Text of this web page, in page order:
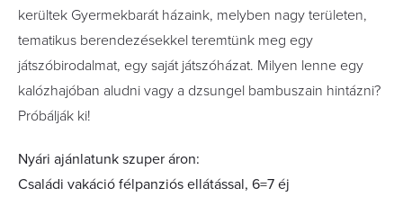
kerültek Gyermekbarát házaink, melyben nagy területen,
tematikus berendezésekkel teremtünk meg egy
játszóbirodalmat, egy saját játszóházat. Milyen lenne egy
kalózhajóban aludni vagy a dzsungel bambuszain hintázni?
Próbálják ki!
Nyári ajánlatunk szuper áron:
Családi vakáció félpanziós ellátással, 6=7 éj